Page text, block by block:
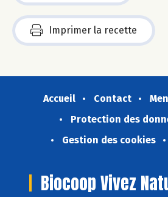
Imprimer la recette
Accueil Contact
Protection des
Gestion des cookies
Biocoop Vivez